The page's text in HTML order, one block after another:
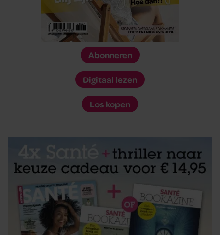
Abonneren
Digitaal lezen
Los kopen